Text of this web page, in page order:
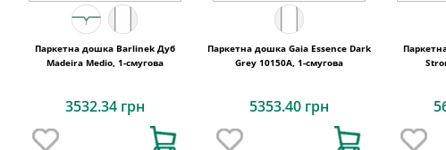
Паркетна дошка Barlinek Дуб
Madeira Medio, 1-смугова
3532.34 грн
Паркетна дошка Gaia Essence Dark
Grey 10150A, 1-смугова
5353.40 грн